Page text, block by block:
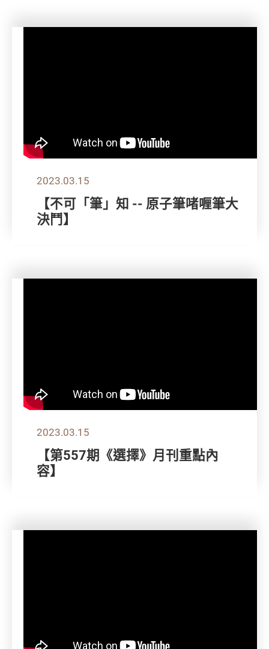
2023.03.15
【不可「筆」知 -- 原子筆啫喱筆大
決鬥】
2023.03.15
【第557期《選擇》月刊重點內
容】